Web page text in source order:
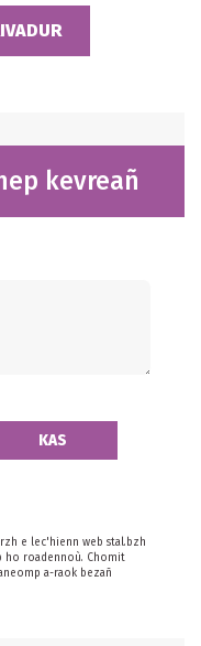
kevreañ
e lec'hienn web stal.bzh
ho roadennoù. Chomit
a-raok bezañ